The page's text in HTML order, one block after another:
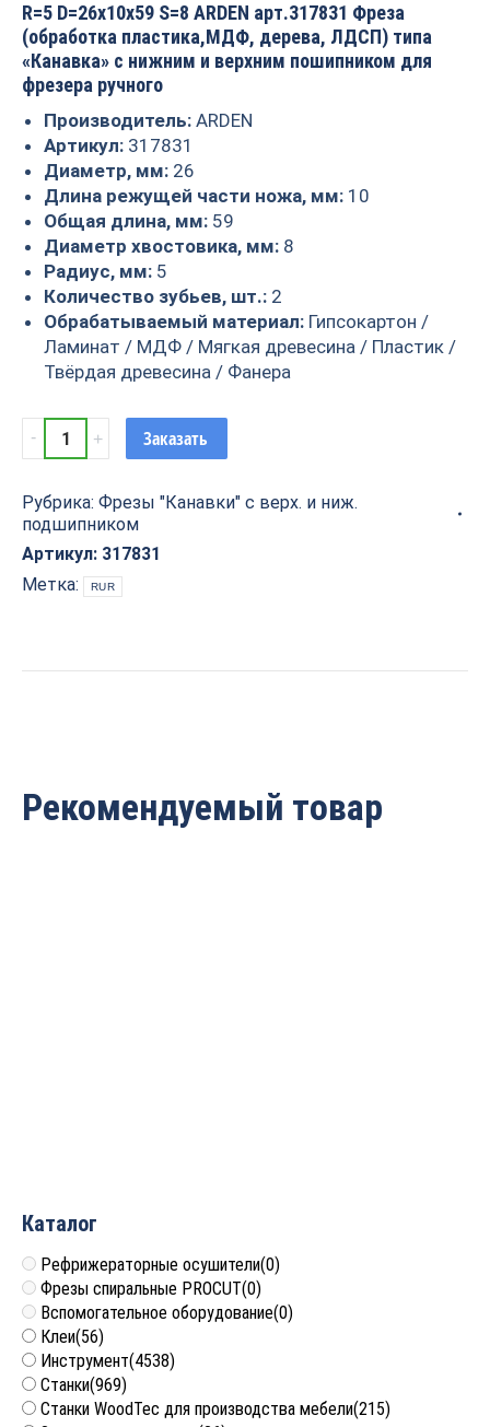
R=5 D=26x10x59 S=8 ARDEN арт.317831 Фреза
(обработка пластика,МДФ, дерева, ЛДСП) типа
«Канавка» с нижним и верхним пошипником для
фрезера ручного
Производитель: ARDEN
Артикул: 317831
Диаметр, мм: 26
Длина режущей части ножа, мм: 10
Общая длина, мм: 59
Диаметр хвостовика, мм: 8
Радиус, мм: 5
Количество зубьев, шт.: 2
Обрабатываемый материал: Гипсокартон /
Ламинат / МДФ / Мягкая древесина / Пластик /
Твёрдая древесина / Фанера
Фреза
канавка
верхн.
и
нижн.
пошипником
Заказать
Рубрика: Фрезы "Канавки" с верх. и ниж.
подшипником
Артикул: 317831
Метка:
RUR
Рекомендуемый товар
Каталог
Рефрижераторные осушители(0)
Фрезы спиральные PROCUT(0)
Вспомогательное оборудование(0)
Клеи(56)
Инструмент(4538)
Станки(969)
Станки WoodTec для производства мебели(215)